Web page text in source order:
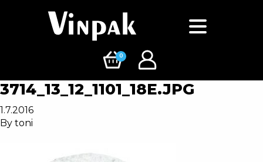
0
3714_13_12_1101_18E.JPG
1.7.2016
By toni